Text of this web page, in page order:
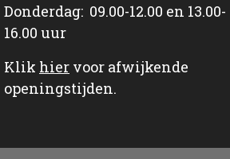
Donderdag: 09.00-12.00 en 13.00-
16.00 uur
Klik hier voor afwijkende
openingstijden.